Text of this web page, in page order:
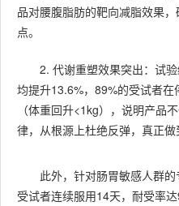
品对腰腹脂肪的靶向减脂效果
点。
2. 代谢重塑效果突出：试
均提升13.6%，89%的受试者
（体重回升<1kg），说明产品
律，从根源上杜绝反弹，真正做
此外，针对肠胃敏感人群
受试者连续服用14天，耐受率